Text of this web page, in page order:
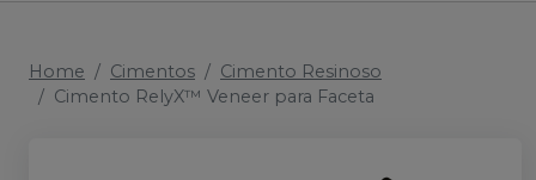
Home Cimentos
Cimento Resinoso
Cimento RelyX™ Veneer para Faceta